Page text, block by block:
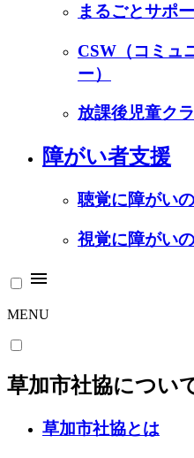
まるごとサポ
CSW（コミュ
ー）
放課後児童ク
障がい者支援
聴覚に障がい
視覚に障がい
menu
MENU
草加市社協につい
草加市社協とは